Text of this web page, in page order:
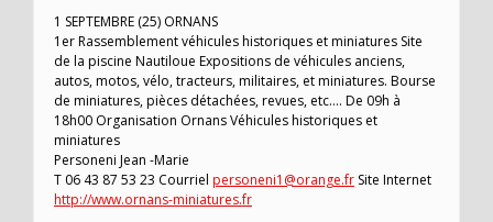
1 SEPTEMBRE (25) ORNANS
1er Rassemblement véhicules historiques et miniatures Site
de la piscine Nautiloue Expositions de véhicules anciens,
autos, motos, vélo, tracteurs, militaires, et miniatures. Bourse
de miniatures, pièces détachées, revues, etc…. De 09h à
18h00 Organisation Ornans Véhicules historiques et
miniatures
Personeni Jean -Marie
T 06 43 87 53 23 Courriel personeni1@orange.fr Site Internet
http://www.ornans-miniatures.fr